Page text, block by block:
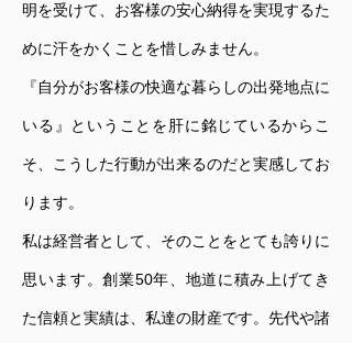
明を受けて、お客様の安心納得を実現するた
めに汗をかくことを惜しみません。
​『自分がお客様の快適な暮らしの出発地点に
いる』ということを肝に銘じているからこ
そ、こうした行動が出来るのだと実感してお
ります。
私は経営者として、そのことをとても誇りに
思います。創業50年、地道に積み上げてき
た信頼と実績は、私達の財産です。先代や諸